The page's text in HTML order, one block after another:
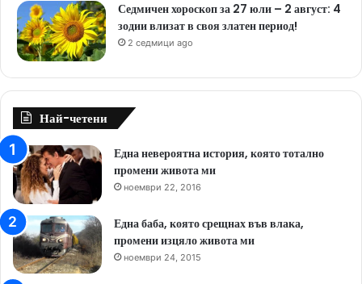
Седмичен хороскоп за 27 юли – 2 август: 4
зодии влизат в своя златен период!
2 седмици ago
Най-четени
Една невероятна история, която тотално
промени живота ми
ноември 22, 2016
Една баба, която срещнах във влака,
промени изцяло живота ми
ноември 24, 2015